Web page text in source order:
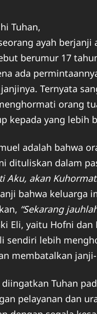
Tuhan,
ayah
berumur 17
ada
Ternyata
orang
kepada yang lebih
adalah bahwa
dituliskan dalam
Aku, akan
bahwa keluarga
“Sekarang
Eli, yaitu Hofni
sendiri lebih
membatalkan
Tuhan
pelayanan dan